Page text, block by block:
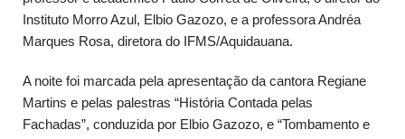
Instituto Morro Azul, Elbio Gazozo, e a professora Andréa
Marques Rosa, diretora do IFMS/Aquidauana.
A noite foi marcada pela apresentação da cantora Regiane
Martins e pelas palestras “História Contada pelas
Fachadas”, conduzida por Elbio Gazozo, e “Tombamento e